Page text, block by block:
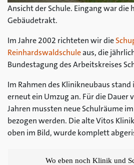
Ansicht der Schule. Eingang war die
Gebäudetrakt.
Im Jahre 2002 richteten wir die
Reinhardswaldschuleaus, die
Bundestagung des Arbeitskreises
Im Rahmen des Klinikneubaus
erneut ein Umzug an. Für die Dauer
Jahren mussten neue Schulräume
bezogen werden. Die alte Vitos
oben im Bild, wurde komplett
Wo eben noch Klinik und